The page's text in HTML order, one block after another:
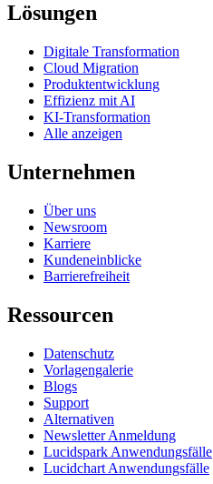
Lösungen
Digitale Transformation
Cloud Migration
Produktentwicklung
Effizienz mit AI
KI-Transformation
Alle anzeigen
Unternehmen
Über uns
Newsroom
Karriere
Kundeneinblicke
Barrierefreiheit
Ressourcen
Datenschutz
Vorlagengalerie
Blogs
Support
Alternativen
Newsletter Anmeldung
Lucidspark Anwendungsfälle
Lucidchart Anwendungsfälle